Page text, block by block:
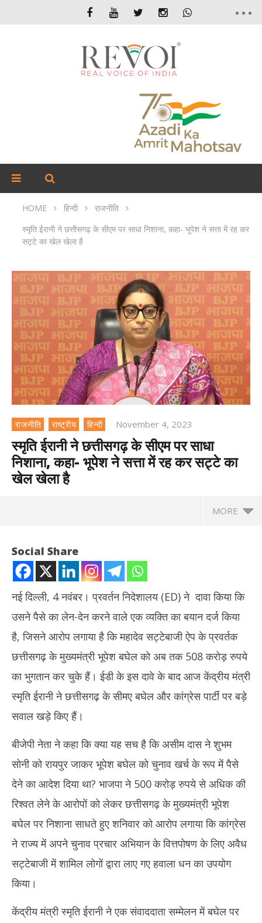
HOME हिन्दी
राजनीति
स्मृति ईरानी ने छत्तीसगढ़ के सीएम पर साधा निशाना, कहा- भूपेश ने सत्ता में रह कर
सट्टे का खेल खेला है
राजनीति राष्ट्रीय हिन्दी November 4, 2023
स्मृति ईरानी ने छत्तीसगढ़ के सीएम पर साधा
निशाना, कहा- भूपेश ने सत्ता में रह कर सट्टे का
खेल खेला है
MORE
स्मृति ईरानी ने छत्तीसगढ़ के सीएम पर साधा निशाना, कहा- भूपेश ने सत्ता में रह कर
सट्टे का खेल खेला है
November
4, 2023
Social Share
नई दिल्ली, 4 नवंबर। प्रवर्तन निदेशालय (ED) ने दावा किया कि
उसने पैसे का लेन-देन करने वाले एक व्यक्ति का बयान दर्ज किया
है, जिसने आरोप लगाया है कि महादेव सट्टेबाजी ऐप के प्रवर्तक
छत्तीसगढ़ के मुख्यमंत्री भूपेश बघेल को अब तक 508 करोड़ रुपये
का भुगतान कर चुके हैं। ईडी के इस दावे के बाद आज केंद्रीय मंत्री
स्मृति ईरानी ने छत्तीसगढ़ के सीमए बघेल और कांग्रेस पार्टी पर बड़े
सवाल खड़े किए हैं।
बीजेपी नेता ने कहा कि क्या यह सच है कि असीम दास ने शुभम
सोनी को रायपुर जाकर भूपेश बघेल को चुनाव खर्च के रूप में पैसे
देने का आदेश दिया था? भाजपा ने 500 करोड़ रुपये से अधिक की
रिश्वत लेने के आरोपों को लेकर छत्तीसगढ़ के मुख्यमंत्री भूपेश
बघेल पर निशाना साधते हुए शनिवार को आरोप लगाया कि कांग्रेस
ने राज्य में अपने चुनाव प्रचार अभियान के वित्तपोषण के लिए अवैध
सट्टेबाजी में शामिल लोगों द्वारा लाए गए हवाला धन का उपयोग
किया।
केंद्रीय मंत्री स्मृति ईरानी ने एक संवाददाता सम्मेलन में बघेल पर